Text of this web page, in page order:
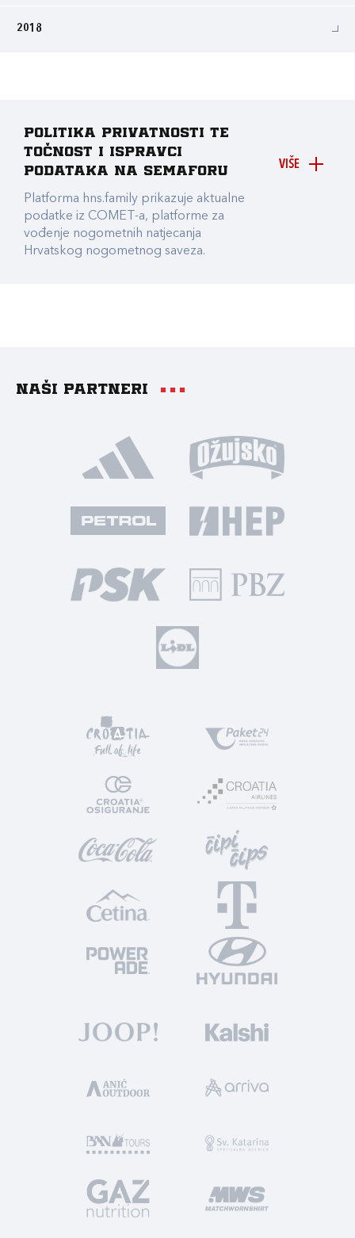
2018
VIŠE
Politika privatnosti te
točnost i ispravci
podataka na Semaforu
Platforma hns.family prikazuje aktualne
podatke iz COMET-a, platforme za
vođenje nogometnih natjecanja
Hrvatskog nogometnog saveza.
Naši partneri